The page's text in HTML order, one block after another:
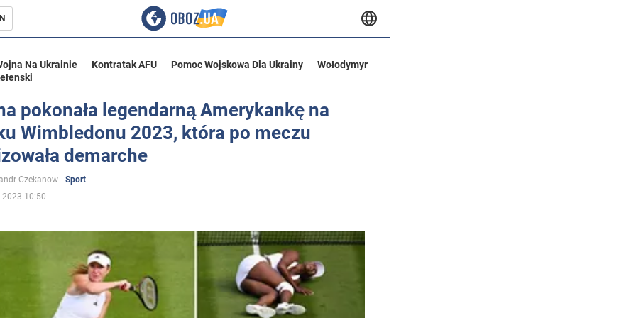
Na Ukrainie Kontratak AFU Pomoc Wojskowa Dla Ukrainy
Wołodymyr
pokonała legendarną Amerykankę na
Wimbledonu 2023, która po meczu
demarche
Czekanow
Sport
10:50